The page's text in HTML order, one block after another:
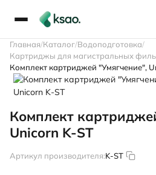
Главная Каталог Водоподготовка
Картриджы для магистральных
Комплект картриджей "Умягчение",
Комплект
Unicorn K-ST
Артикул производителя:K-ST